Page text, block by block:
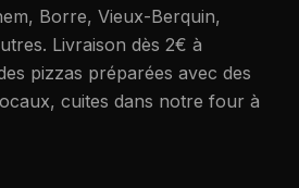
Borre, Vieux-Berquin,
Livraison dès 2€ à
pizzas préparées avec des
cuites dans notre four à